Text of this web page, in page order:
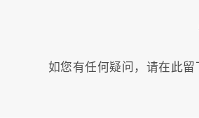
如您有任何疑问，请在此